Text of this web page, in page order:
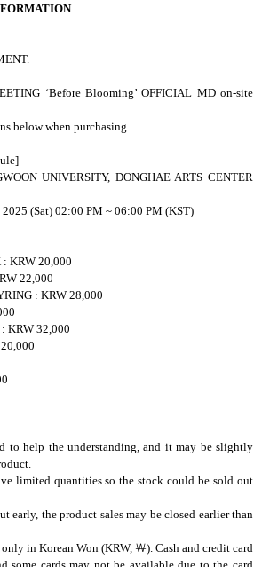
‘Before Blooming’ OFFICIAL MD on-site
below when purchasing.
UNIVERSITY, DONGHAE ARTS CENTER
(Sat) 02:00 PM ~ 06:00 PM (KST)
KRW 20,000
22,000
: KRW 28,000
KRW 32,000
to help the understanding, and it may be slightly
limited quantities so the stock could be sold out
early, the product sales may be closed earlier than
in Korean Won (KRW, ￦). Cash and credit card